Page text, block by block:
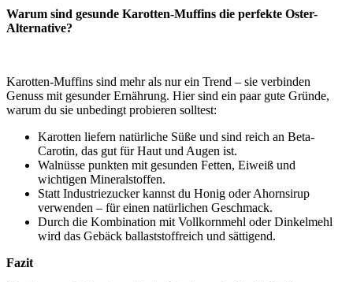
Warum sind gesunde Karotten-Muffins die perfekte Oster-
Alternative?
Karotten-Muffins sind mehr als nur ein Trend – sie verbinden
Genuss mit gesunder Ernährung. Hier sind ein paar gute Gründe,
warum du sie unbedingt probieren solltest:
Karotten liefern natürliche Süße und sind reich an Beta-
Carotin, das gut für Haut und Augen ist.
Walnüsse punkten mit gesunden Fetten, Eiweiß und
wichtigen Mineralstoffen.
Statt Industriezucker kannst du Honig oder Ahornsirup
verwenden – für einen natürlichen Geschmack.
Durch die Kombination mit Vollkornmehl oder Dinkelmehl
wird das Gebäck ballaststoffreich und sättigend.
Fazit